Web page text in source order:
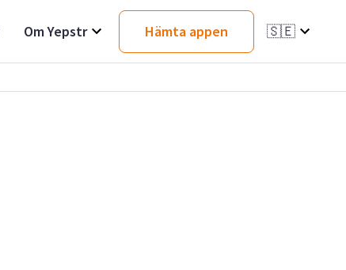
Om Yepstr Hämta appen 🇸🇪